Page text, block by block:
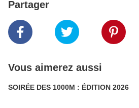
Partager
Vous aimerez aussi
SOIRÉE DES 1000M : ÉDITION 2026